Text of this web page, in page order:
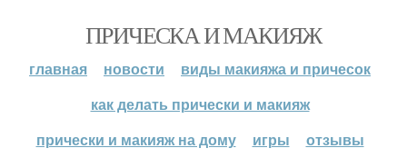
ПРИЧЕСКА И МАКИЯЖ
главная новости
виды макияжа и причесок
как делать прически и макияж
прически и макияж на дому
игры отзывы